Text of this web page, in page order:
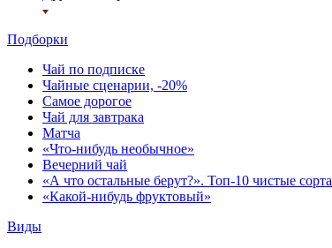
Подборки
Чай по подписке
Чайные сценарии, -20%
Самое дорогое
Чай для завтрака
Матча
«Что-нибудь необычное»
Вечерний чай
«А что остальные берут?». Топ-10 чистые сорта
«Какой-нибудь фруктовый»
Виды